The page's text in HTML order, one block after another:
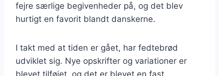
fejre særlige begivenheder på, og det blev
hurtigt en favorit blandt danskerne.
I takt med at tiden er gået, har fedtebrød
udviklet sig. Nye opskrifter og variationer er
blevet tilføjet, og det er blevet en fast